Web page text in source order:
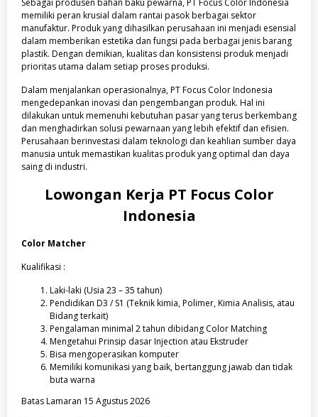
Sebagai produsen bahan baku pewarna, PT Focus Color Indonesia
memiliki peran krusial dalam rantai pasok berbagai sektor
manufaktur. Produk yang dihasilkan perusahaan ini menjadi esensial
dalam memberikan estetika dan fungsi pada berbagai jenis barang
plastik. Dengan demikian, kualitas dan konsistensi produk menjadi
prioritas utama dalam setiap proses produksi.
Dalam menjalankan operasionalnya, PT Focus Color Indonesia
mengedepankan inovasi dan pengembangan produk. Hal ini
dilakukan untuk memenuhi kebutuhan pasar yang terus berkembang
dan menghadirkan solusi pewarnaan yang lebih efektif dan efisien.
Perusahaan berinvestasi dalam teknologi dan keahlian sumber daya
manusia untuk memastikan kualitas produk yang optimal dan daya
saing di industri.
Lowongan Kerja PT Focus Color
Indonesia
Color Matcher
Kualifikasi :
Laki-laki (Usia 23 – 35 tahun)
Pendidikan D3 / S1 (Teknik kimia, Polimer, Kimia Analisis, atau
Bidang terkait)
Pengalaman minimal 2 tahun dibidang Color Matching
Mengetahui Prinsip dasar Injection atau Ekstruder
Bisa mengoperasikan komputer
Memiliki komunikasi yang baik, bertanggung jawab dan tidak
buta warna
Batas Lamaran 15 Agustus 2026